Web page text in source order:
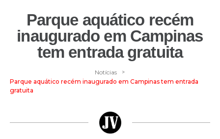
Parque aquático recém
inaugurado em Campinas
tem entrada gratuita
Notícias >
Parque aquático recém inaugurado em Campinas tem entrada
gratuita